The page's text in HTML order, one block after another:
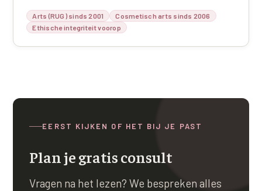
Arts (RUG) sinds 2001
Cosmetisch arts sinds 2006
Ethische integriteit voorop
EERST KIJKEN OF HET BIJ JE PAST
Plan je gratis consult
Vragen na het lezen? We bespreken alles